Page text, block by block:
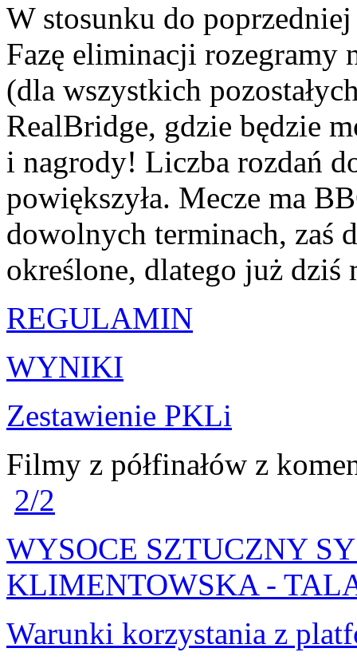
W stosunku do
Fazę eliminacji rozegramy
(dla wszystkich
RealBridge, gdzie będzie
i nagrody! Liczba rozdań
powiększyła. Mecze ma
dowolnych terminach, zaś
określone, dlatego już
REGULAMIN
WYNIKI
Zestawienie PKLi
Filmy z półfinałów z
2/2
WYSOCE SZTUCZNY
KLIMENTOWSKA -
Warunki korzystania z